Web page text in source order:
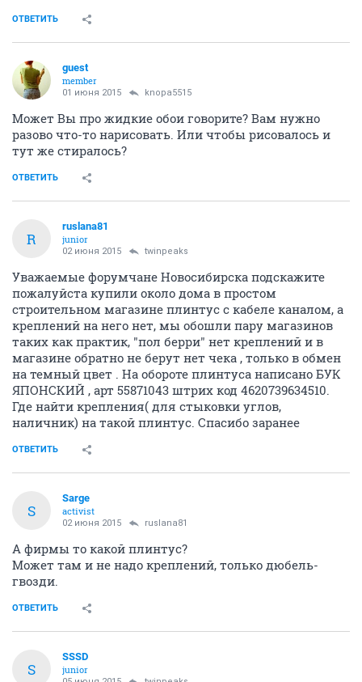
ОТВЕТИТЬ
guest
member
01 июня 2015 knopa5515
Может Вы про жидкие обои говорите? Вам нужно
разово что-то нарисовать. Или чтобы рисовалось и
тут же стиралось?
ОТВЕТИТЬ
R
ruslana81
junior
02 июня 2015 twinpeaks
Уважаемые форумчане Новосибирска подскажите
пожалуйста купили около дома в простом
строительном магазине плинтус с кабеле каналом, а
креплений на него нет, мы обошли пару магазинов
таких как практик, "пол берри" нет креплений и в
магазине обратно не берут нет чека , только в обмен
на темный цвет . На обороте плинтуса написано БУК
ЯПОНСКИЙ , арт 55871043 штрих код 4620739634510.
Где найти крепления( для стыковки углов,
наличник) на такой плинтус. Спасибо заранее
ОТВЕТИТЬ
S
Sarge
activist
02 июня 2015 ruslana81
А фирмы то какой плинтус?
Может там и не надо креплений, только дюбель-
гвозди.
ОТВЕТИТЬ
S
SSSD
junior